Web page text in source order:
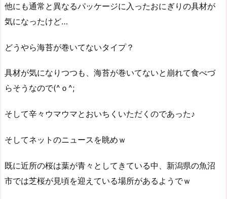
他にも通常と異なるパッケージに入ったおにぎりの具材が
気になったけど…
どうやら海苔が巻いてないタイプ？
具材が気になりつつも、海苔が巻いてないと崩れて食べづ
らそうなので(^ｏ^;
そして辛々ウマウマとおいちくいただくのであった♪
そしてネットのニュースを眺めｗ
既に近所の桜は葉が青々としてきている中、新潟県の魚沼
市では芝桜が見頃を迎えている場所があるようでｗ